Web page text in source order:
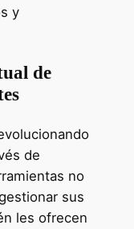
y
de
de
no
sus
les ofrecen